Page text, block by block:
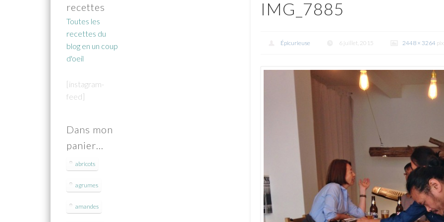
IMG_7885
Épicurieuse 6 juillet, 2015 2448 × 3264
recettes
Toutes les
recettes du
blog en un coup
d'oeil
[instagram-
feed]
Dans mon
panier…
abricots
agrumes
amandes